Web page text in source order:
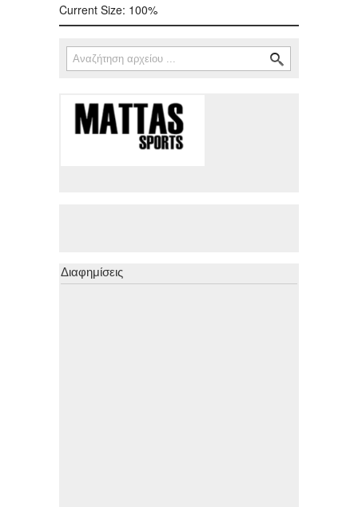
Current Size: 100%
Φόρμα αναζήτησης
Αναζήτηση
Διαφημίσεις